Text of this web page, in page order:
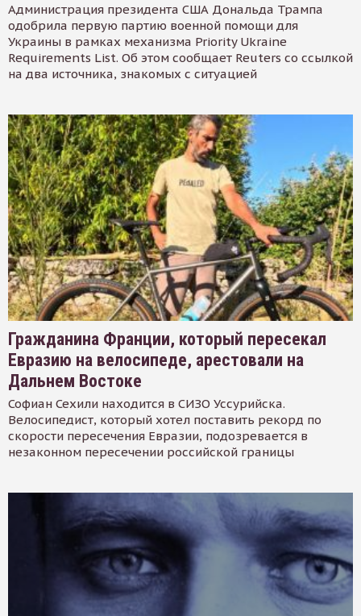
Администрация президента США Дональда Трампа
одобрила первую партию военной помощи для
Украины в рамках механизма Priority Ukraine
Requirements List. Об этом сообщает Reuters со ссылкой
на два источника, знакомых с ситуацией
Гражданина Франции, который пересекал
Евразию на велосипеде, арестовали на
Дальнем Востоке
Софиан Сехили находится в СИЗО Уссурийска.
Велосипедист, который хотел поставить рекорд по
скорости пересечения Евразии, подозревается в
незаконном пересечении российской границы